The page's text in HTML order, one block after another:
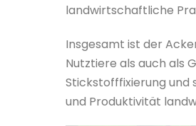
landwirtschaftliche
Insgesamt ist der
Nutztiere als auch als
Stickstofffixierung und
und Produktivität